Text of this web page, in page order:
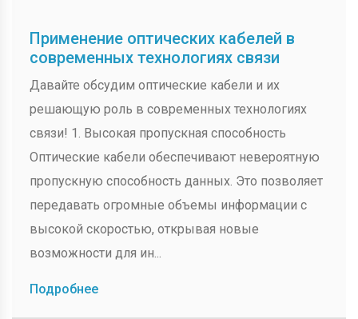
Применение оптических кабелей в
современных технологиях связи
Давайте обсудим оптические кабели и их
решающую роль в современных технологиях
связи! 1. Высокая пропускная способность
Оптические кабели обеспечивают невероятную
пропускную способность данных. Это позволяет
передавать огромные объемы информации с
высокой скоростью, открывая новые
возможности для ин...
Подробнее